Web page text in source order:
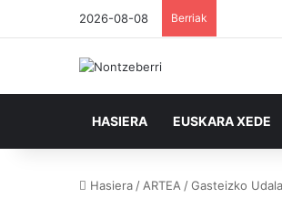
2026-08-08 Berriak
HASIERA EUSKARA XEDE
Hasiera / ARTEA /Gasteizko